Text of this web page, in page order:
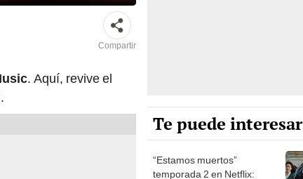
Compartir
. Aquí, revive el
Te puede interesar
“Estamos muertos”
temporada 2 en Netflix: